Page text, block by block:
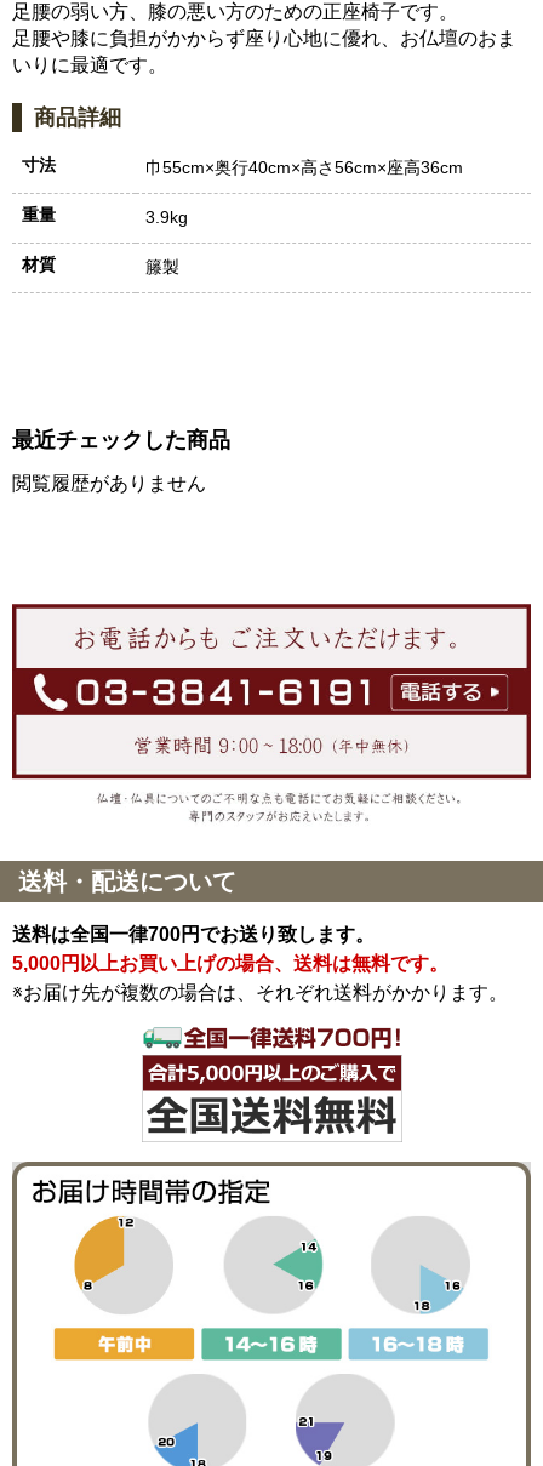
足腰の弱い方、膝の悪い方のための正座椅子です。
足腰や膝に負担がかからず座り心地に優れ、お仏壇のおま
いりに最適です。
商品詳細
寸法 巾55cm×奥行40cm×高さ56cm×座高36cm
重量 3.9kg
材質 籐製
最近チェックした商品
閲覧履歴がありません
送料・配送について
送料は全国一律700円でお送り致します。
5,000円以上お買い上げの場合、送料は無料です。
※お届け先が複数の場合は、それぞれ送料がかかります。